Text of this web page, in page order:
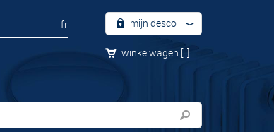
fr mijn desco
winkelwagen [ ]